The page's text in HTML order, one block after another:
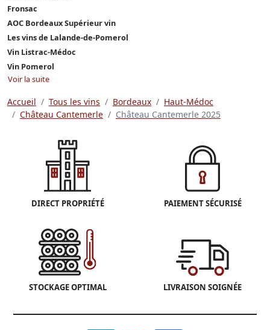
Fronsac
AOC Bordeaux Supérieur vin
Les vins de Lalande-de-Pomerol
Vin Listrac-Médoc
Vin Pomerol
Voir la suite
Accueil Tous les vins Bordeaux
Haut-Médoc
Château Cantemerle
Château Cantemerle 2025
DIRECT PROPRIÉTÉ PAIEMENT SÉCURISÉ
STOCKAGE OPTIMAL LIVRAISON SOIGNÉE